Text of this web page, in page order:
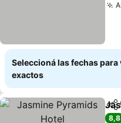
Seleccioná las fechas
exactos
8,8